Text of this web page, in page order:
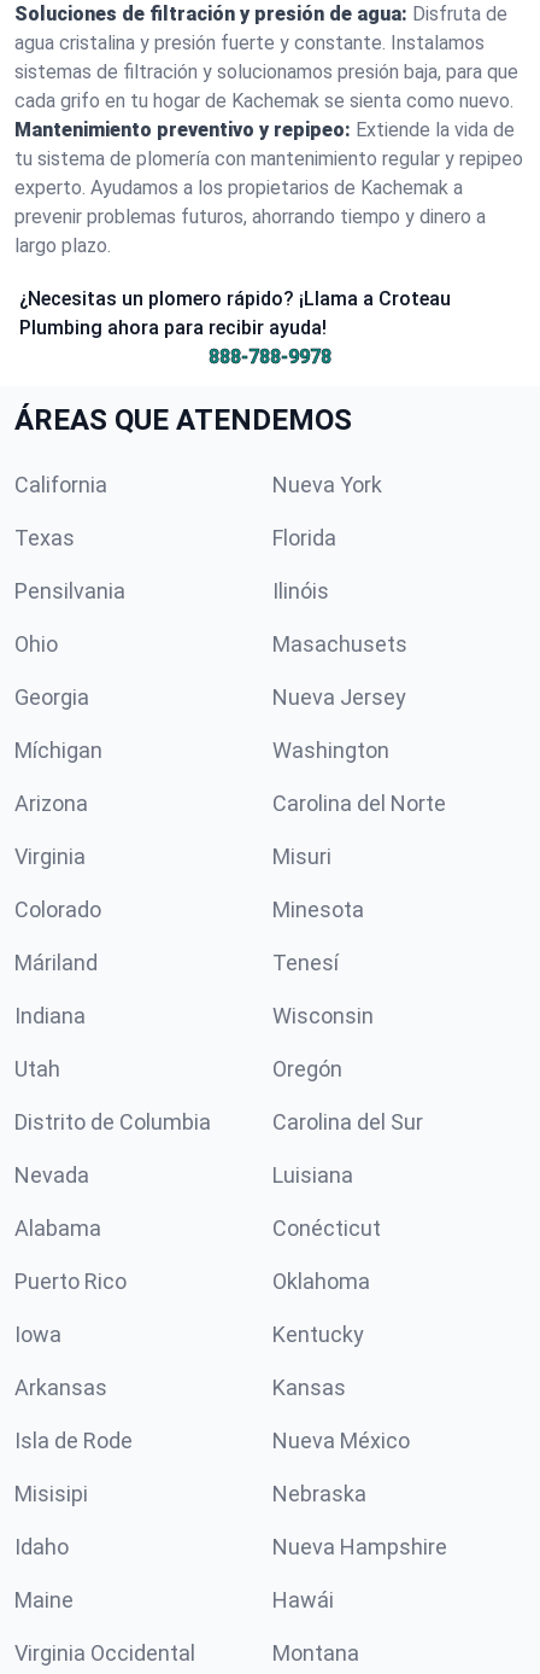
Soluciones de filtración y presión de agua: Disfruta de
agua cristalina y presión fuerte y constante. Instalamos
sistemas de filtración y solucionamos presión baja, para que
cada grifo en tu hogar de Kachemak se sienta como nuevo.
Mantenimiento preventivo y repipeo: Extiende la vida de
tu sistema de plomería con mantenimiento regular y repipeo
experto. Ayudamos a los propietarios de Kachemak a
prevenir problemas futuros, ahorrando tiempo y dinero a
largo plazo.
¿Necesitas un plomero rápido? ¡Llama a Croteau
Plumbing ahora para recibir ayuda!
888-788-9978
ÁREAS QUE ATENDEMOS
California Nueva York
Texas Florida
Pensilvania Ilinóis
Ohio Masachusets
Georgia Nueva Jersey
Míchigan Washington
Arizona Carolina del Norte
Virginia Misuri
Colorado Minesota
Máriland Tenesí
Indiana Wisconsin
Utah Oregón
Distrito de Columbia Carolina del Sur
Nevada Luisiana
Alabama Conécticut
Puerto Rico Oklahoma
Iowa Kentucky
Arkansas Kansas
Isla de Rode Nueva México
Misisipi Nebraska
Idaho Nueva Hampshire
Maine Hawái
Virginia Occidental Montana